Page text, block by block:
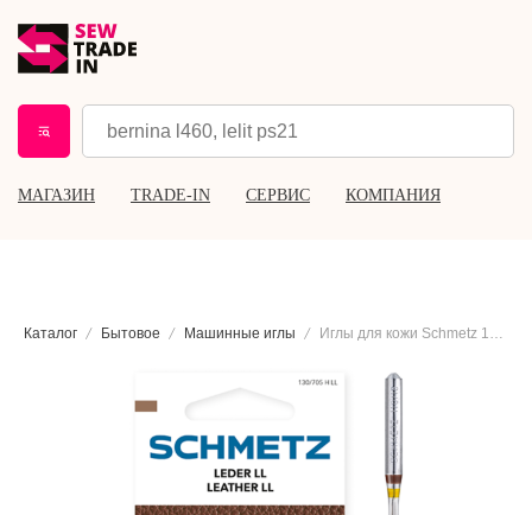
МАГАЗИН TRADE-IN СЕРВИС КОМПАНИЯ
Каталог Бытовое Машинные иглы Иглы для кожи Schmetz 130/705 H LL №110, 5 шт.